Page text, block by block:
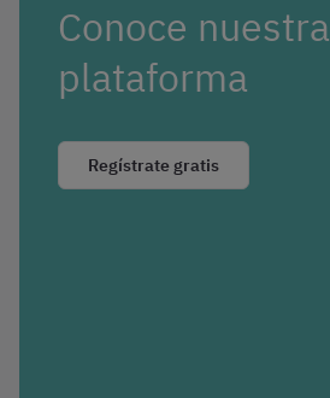
Conoce nuestra
plataforma
Regístrate gratis